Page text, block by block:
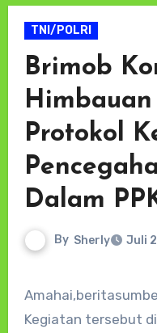
TNI/POLRI
Brimob
Protokol
Dalam
By Sherly Juli
Kegiatan tersebut